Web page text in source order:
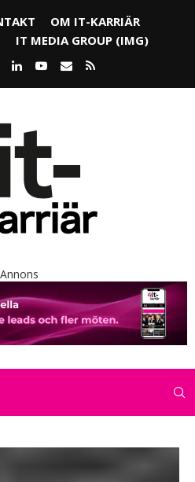
OM IT-KARRIÄR
IT MEDIA GROUP (IMG)
Annons